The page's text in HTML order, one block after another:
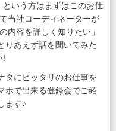
という方はまずはこのお仕
当社コーディネーターが
内容を詳しく知りたい」
りあえず話を聞いてみた
!
タにピッタリのお仕事を
ホで出来る登録会でご紹
ます♪